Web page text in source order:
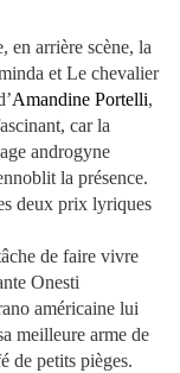
en arrière scène, la
et Le chevalier
Amandine Portelli,
car la
androgyne
la présence.
deux prix lyriques
de faire vivre
Onesti
américaine lui
meilleure arme de
de petits pièges.